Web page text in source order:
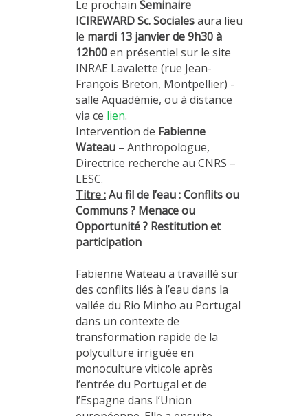
Le prochain Seminaire
ICIREWARD Sc. Socialesaura lieu
le mardi 13 janvier de 9h30 à
12h00en présentiel sur le site
INRAE Lavalette (rue Jean-
François Breton, Montpellier) -
salle Aquadémie, ou à distance
via ce lien.
Intervention de Fabienne
Wateau – Anthropologue,
Directrice recherche au CNRS –
LESC.
Titre :Au fil de l’eau : Conflits ou
Communs ? Menace ou
Opportunité ? Restitution et
participation
Fabienne Wateau a travaillé sur
des conflits liés à l’eau dans la
vallée du Rio Minho au Portugal
dans un contexte de
transformation rapide de la
polyculture irriguée en
monoculture viticole après
l’entrée du Portugal et de
l’Espagne dans l’Union